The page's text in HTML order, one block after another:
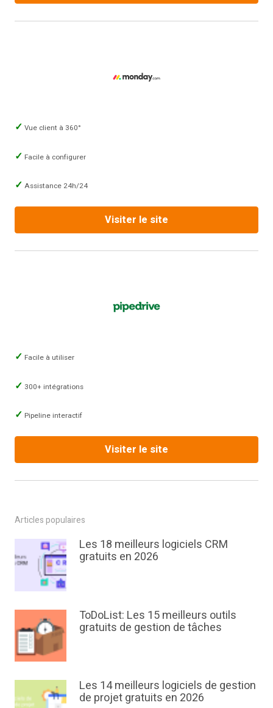
Vue client à 360°
Facile à configurer
Assistance 24h/24
Visiter le site
Facile à utiliser
300+ intégrations
Pipeline interactif
Visiter le site
Articles populaires
Les 18 meilleurs logiciels CRM
gratuits en 2026
ToDoList: Les 15 meilleurs outils
gratuits de gestion de tâches
Les 14 meilleurs logiciels de gestion
de projet gratuits en 2026